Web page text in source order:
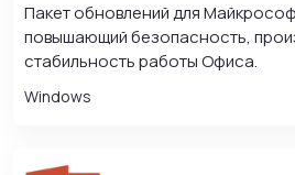
Пакет обновлений для
повышающий безопасность,
стабильность работы Офиса.
Windows